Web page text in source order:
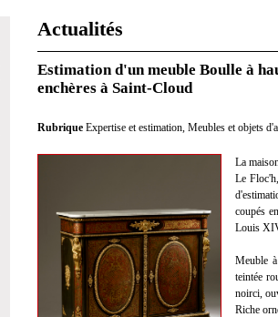
Actualités
Estimation d'un meuble Boulle à
enchères à Saint-Cloud
Rubrique Expertise et estimation, Meubles et objets
La
Le
coupés
Louis
Meuble
teintée
noirci,
Riche